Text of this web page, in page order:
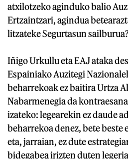
atxilotzeko aginduko balio
Ertzaintzari, agindua
litzateke Segurtasun
Iñigo Urkullu eta EAJ ataka
Espainiako Auzitegi
beharrekoak ez baitira Urtza
Nabarmenegia da
izateko: legearekin ez daude
beharrekoa denez, bete beste
eta, jarraian, ez dute
bidegabea irizten duten